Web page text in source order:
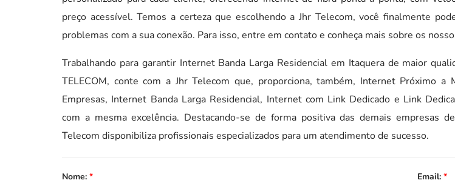
preço acessível. Temos a certeza que escolhendo a Jhr Telecom, você finalmente
problemas com a sua conexão. Para isso, entre em contato e conheça mais sobre os
Trabalhando para garantir Internet Banda Larga Residencial em Itaquera de maior
TELECOM, conte com a Jhr Telecom que, proporciona, também, Internet Próximo a
Empresas, Internet Banda Larga Residencial, Internet com Link Dedicado e Link
com a mesma excelência. Destacando-se de forma positiva das demais empresas
Telecom disponibiliza profissionais especializados para um atendimento de sucesso.
Nome: * Email: *